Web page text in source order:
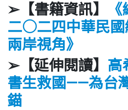
➢【書籍資訊】
二○二四中華民國
兩岸視角》
➢【延伸閱讀】 高
書生救國——為台
錨